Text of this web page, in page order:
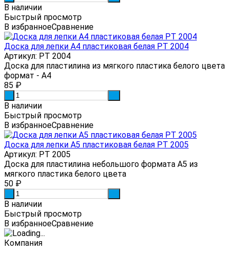
В наличии
Быстрый просмотр
В избранноеСравнение
Доска для лепки А4 пластиковая белая РТ 2004
Артикул: РТ 2004
Доска для пластилина из мягкого пластика белого цвета
формат - А4
85 ₽
В наличии
Быстрый просмотр
В избранноеСравнение
Доска для лепки А5 пластиковая белая РТ 2005
Артикул: РТ 2005
Доска для пластилина небольшого формата А5 из
мягкого пластика белого цвета
50 ₽
В наличии
Быстрый просмотр
В избранноеСравнение
Компания